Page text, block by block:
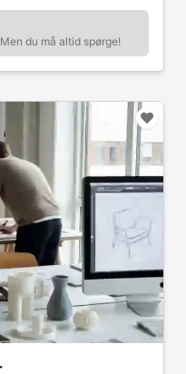
du må altid spørge!